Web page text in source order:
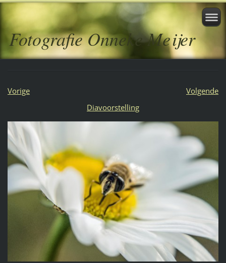
Fotografie Onneke Meijer
Vorige
Volgende
Diavoorstelling